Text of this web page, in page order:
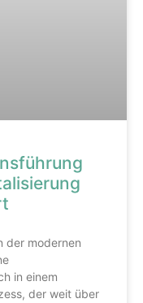
der modernen
in einem
der weit über